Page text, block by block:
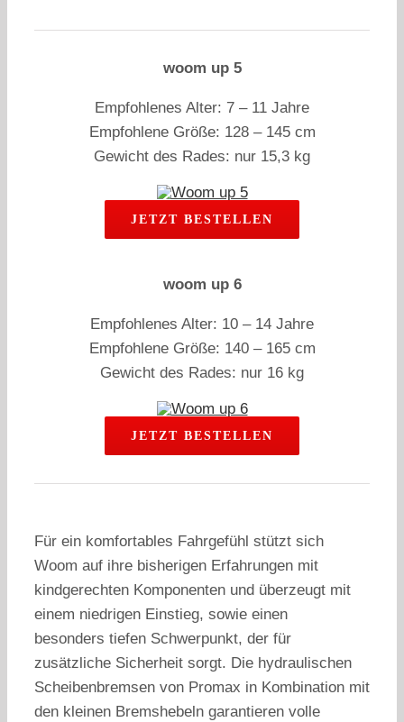
woom up 5
Empfohlenes Alter: 7 – 11 Jahre
Empfohlene Größe: 128 – 145 cm
Gewicht des Rades: nur 15,3 kg
JETZT BESTELLEN
woom up 6
Empfohlenes Alter: 10 – 14 Jahre
Empfohlene Größe: 140 – 165 cm
Gewicht des Rades: nur 16 kg
JETZT BESTELLEN
Für ein komfortables Fahrgefühl stützt sich
Woom auf ihre bisherigen Erfahrungen mit
kindgerechten Komponenten und überzeugt mit
einem niedrigen Einstieg, sowie einen
besonders tiefen Schwerpunkt, der für
zusätzliche Sicherheit sorgt. Die hydraulischen
Scheibenbremsen von Promax in Kombination mit
den kleinen Bremshebeln garantieren volle